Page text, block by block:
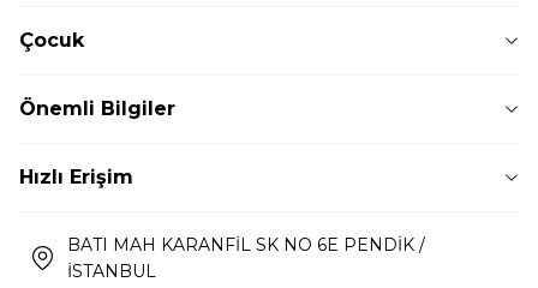
Çocuk
Önemli Bilgiler
Hızlı Erişim
BATI MAH KARANFİL SK NO 6E PENDİK /
İSTANBUL